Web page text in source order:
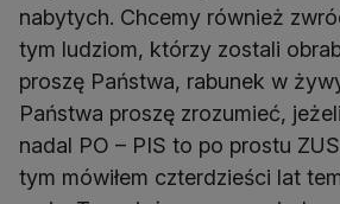
nabytych. Chcemy również
tym ludziom, którzy zostali
proszę Państwa, rabunek w
Państwa proszę zrozumieć,
nadal PO – PIS to po prostu
tym mówiłem czterdzieści lat